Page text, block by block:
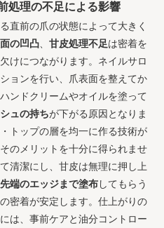
処理の不足による影響
直前の爪の状態によって大きく
の凹凸、 甘皮処理不足は密着を
けにつながります。ネイルサロ
ョンを行い、爪表面を整えてか
ンドクリームやオイルを塗って
ュの持ちが下がる原因となりま
トップの層を均一に作る技術が
のメリットを十分に得られませ
清潔にし、甘皮は無理に押し上
先端のエッジまで塗布してもらう
密着が安定します。仕上がりの
は、事前ケアと油分コントロー